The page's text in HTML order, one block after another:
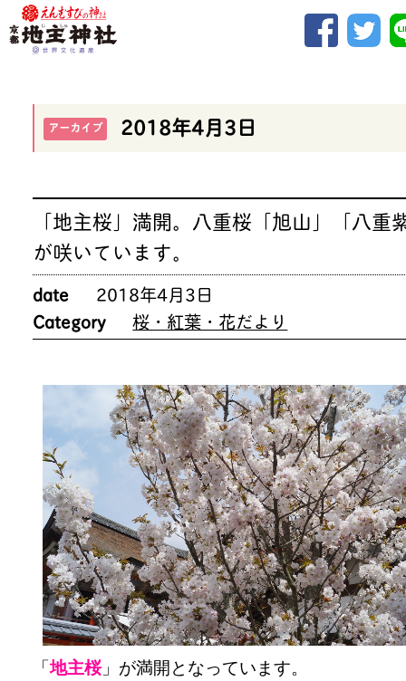
アーカイブ 2018年4月3日
「地主桜」満開。八重桜「旭山」「八重
が咲いています。
date
2018年4月3日
Category
桜・紅葉・花だより
「地主桜」が満開となっています。